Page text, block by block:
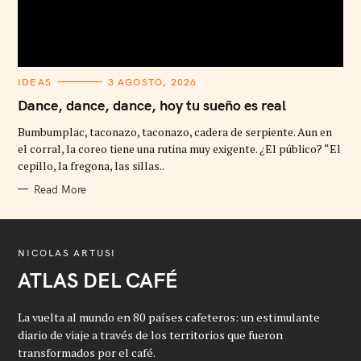
C
T
E
O
R
I
E
IDEAS 3 AGOSTO, 2026
Dance, dance, dance, hoy tu sueño es real
Bumbumplac, taconazo, taconazo, cadera de serpiente. Aun en
el corral, la coreo tiene una rutina muy exigente. ¿El público? “El
cepillo, la fregona, las sillas..
Read More
NICOLAS ARTUSI
ATLAS DEL CAFÉ
La vuelta al mundo en 80 países cafeteros: un estimulante
diario de viaje a través de los territorios que fueron
transformados por el café.